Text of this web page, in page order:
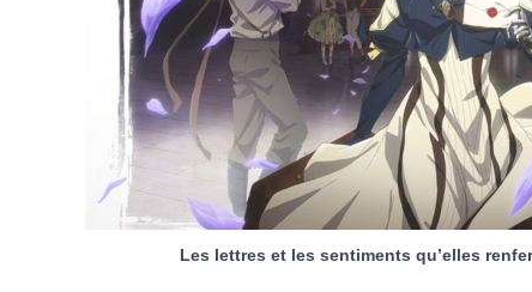
Les lettres et les sentiments qu’elles